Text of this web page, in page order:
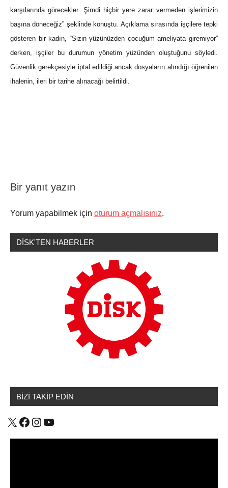
karşılarında görecekler. Şimdi hiçbir yere zarar vermeden işlerimizin
başına döneceğiz” şeklinde konuştu. Açıklama sırasında işçilere tepki
gösteren bir kadın, “Sizin yüzünüzden çocuğum ameliyata giremiyor”
derken, işçiler bu durumun yönetim yüzünden oluştuğunu söyledi.
Güvenlik gerekçesiyle iptal edildiği ancak dosyaların alındığı öğrenilen
ihalenin, ileri bir tarihe alınacağı belirtildi.
Bir yanıt yazın
Yorum yapabilmek için oturum açmalısınız.
DİSK'TEN HABERLER
BİZİ TAKİP EDİN
X Facebook
Instagram
YouTube